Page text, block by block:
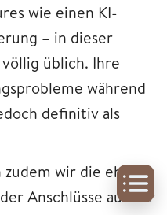
wie einen KI-
– in dieser
völlig üblich. Ihre
während
definitiv als
wir die eher
Anschlüsse auf der